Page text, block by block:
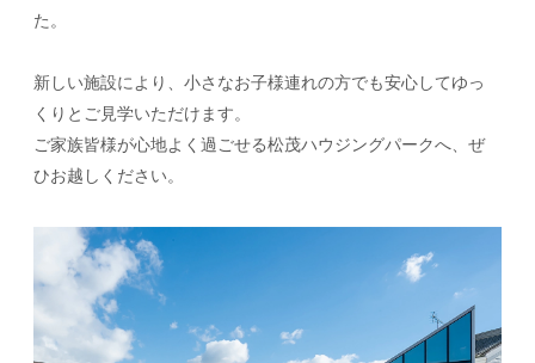
た。
新しい施設により、小さなお子様連れの方でも安心してゆっ
くりとご見学いただけます。
ご家族皆様が心地よく過ごせる松茂ハウジングパークへ、ぜ
ひお越しください。